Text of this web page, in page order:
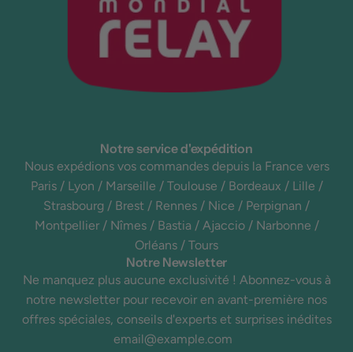
Notre service d'expédition
Nous expédions vos commandes depuis la France vers
Paris / Lyon / Marseille / Toulouse / Bordeaux / Lille /
Strasbourg / Brest / Rennes / Nice / Perpignan /
Montpellier / Nîmes / Bastia / Ajaccio / Narbonne /
Orléans / Tours
Notre Newsletter
Ne manquez plus aucune exclusivité ! Abonnez-vous à
notre newsletter pour recevoir en avant-première nos
offres spéciales, conseils d'experts et surprises inédites